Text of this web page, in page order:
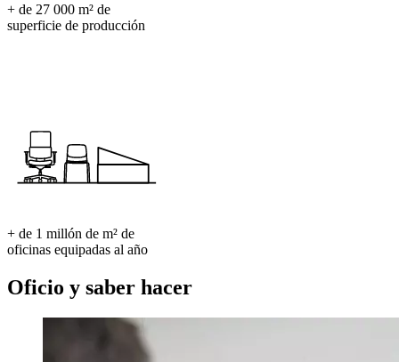
+ de 27 000 m² de
superficie de producción
+ de 1 millón de m² de
oficinas equipadas al año
Oficio y saber hacer